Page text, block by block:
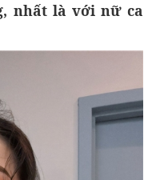
nhất là với nữ ca